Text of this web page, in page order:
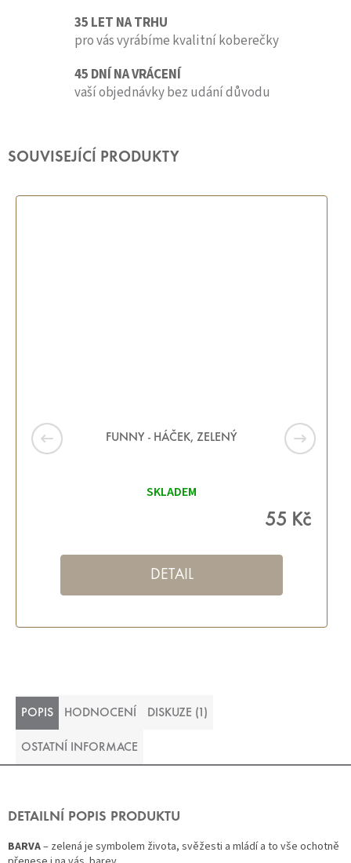
35 LET NA TRHU
pro vás vyrábíme kvalitní koberečky
45 DNÍ NA VRÁCENÍ
vaší objednávky bez udání důvodu
SOUVISEJÍCÍ PRODUKTY
FUNNY - HÁČEK, ZELENÝ
SKLADEM
55 Kč
DETAIL
POPIS HODNOCENÍ DISKUZE (1)
OSTATNÍ INFORMACE
DETAILNÍ POPIS PRODUKTU
BARVA– zelená je symbolem života, svěžesti a mládí a to vše ochotně